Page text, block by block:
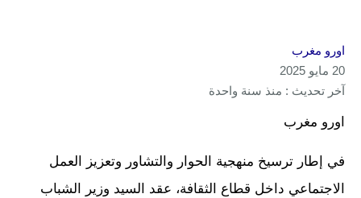
اورو مغرب
20 مايو 2025
آخر تحديث : منذ سنة واحدة
اورو مغرب
في إطار ترسيخ منهجية الحوار والتشاور وتعزيز العمل
الاجتماعي داخل قطاع الثقافة، عقد السيد وزير الشباب